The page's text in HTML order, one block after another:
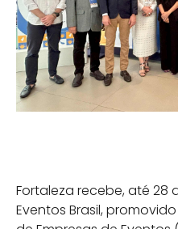
Fortaleza recebe, até 28
Eventos Brasil,